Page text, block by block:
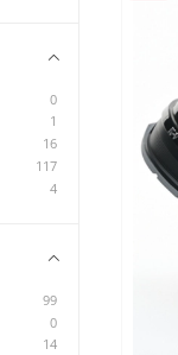
0
1
16
117
4
99
0
14